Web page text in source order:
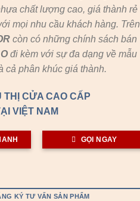
chất lượng cao, giá thành rẻ
mọi nhu cầu khách hàng. Trên
còn có những chính sách bán
đi kèm với sự đa dạng về mẫu
cả phân khúc giá thành.
THỊ CỬA CAO CẤP
VIỆT NAM
GỌI NGAY
KÝ TƯ VẤN SẢN PHẨM